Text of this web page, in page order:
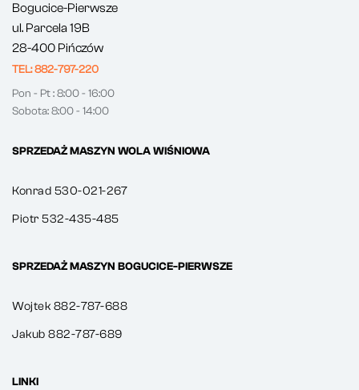
Bogucice-Pierwsze
ul. Parcela 19B
28-400 Pińczów
TEL: 882-797-220
Pon - Pt : 8:00 - 16:00
Sobota: 8:00 - 14:00
SPRZEDAŻ MASZYN WOLA WIŚNIOWA
Konrad 530-021-267
Piotr 532-435-485
SPRZEDAŻ MASZYN BOGUCICE-PIERWSZE
Wojtek 882-787-688
Jakub 882-787-689
LINKI